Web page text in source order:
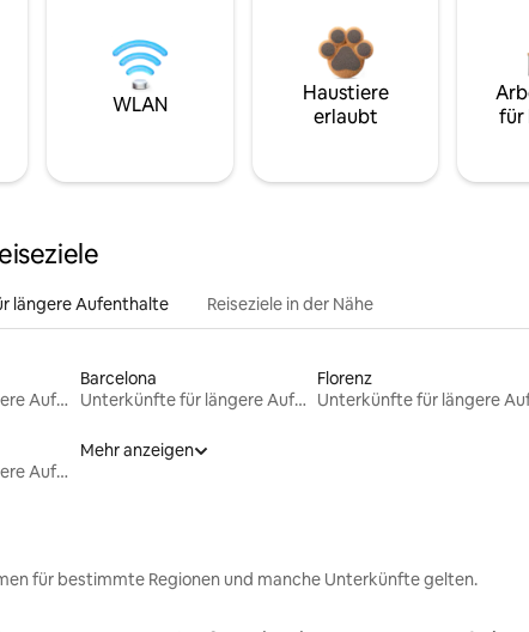
WLAN
Haustiere
erlaubt
für
längere Aufenthalte Reiseziele in der Nähe
Unterkünfte für längere Aufenthalte
Barcelona
Unterkünfte für längere Aufenthalte
Florenz
Unterkünfte für längere Aufenthalte
Mehr anzeigen
für bestimmte Regionen und manche Unterkünfte gelten.